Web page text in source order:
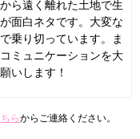
ら遠く離れた土地で生
面白ネタです。大変な
乗り切っています。ま
ミュニケーションを大
いします！
らからご連絡ください。